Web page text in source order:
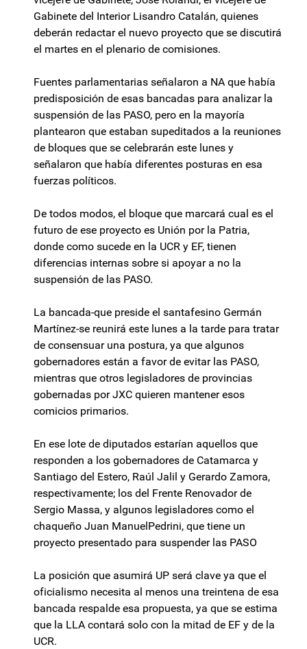
Gabinete del Interior Lisandro Catalán, quienes
deberán redactar el nuevo proyecto que se discutirá
el martes en el plenario de comisiones.
Fuentes parlamentarias señalaron a NA que había
predisposición de esas bancadas para analizar la
suspensión de las PASO, pero en la mayoría
plantearon que estaban supeditados a la reuniones
de bloques que se celebrarán este lunes y
señalaron que había diferentes posturas en esa
fuerzas políticos.
De todos modos, el bloque que marcará cual es el
futuro de ese proyecto es Unión por la Patria,
donde como sucede en la UCR y EF, tienen
diferencias internas sobre si apoyar a no la
suspensión de las PASO.
La bancada-que preside el santafesino Germán
Martínez-se reunirá este lunes a la tarde para tratar
de consensuar una postura, ya que algunos
gobernadores están a favor de evitar las PASO,
mientras que otros legisladores de provincias
gobernadas por JXC quieren mantener esos
comicios primarios.
En ese lote de diputados estarían aquellos que
responden a los gobernadores de Catamarca y
Santiago del Estero, Raúl Jalil y Gerardo Zamora,
respectivamente; los del Frente Renovador de
Sergio Massa, y algunos legisladores como el
chaqueño Juan ManuelPedrini, que tiene un
proyecto presentado para suspender las PASO
La posición que asumirá UP será clave ya que el
oficialismo necesita al menos una treintena de esa
bancada respalde esa propuesta, ya que se estima
que la LLA contará solo con la mitad de EF y de la
UCR.